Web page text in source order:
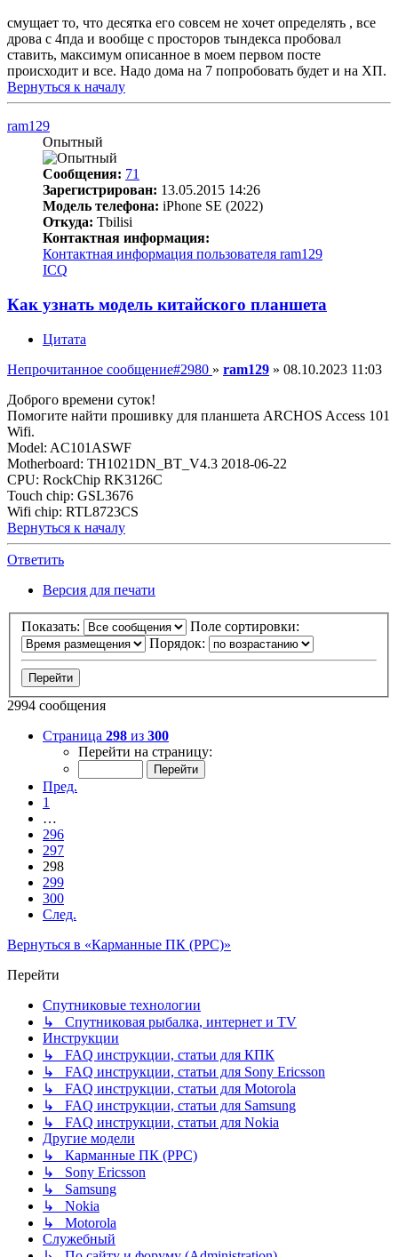
смущает то, что десятка его совсем не хочет определять , все
дрова с 4пда и вообще с просторов тындекса пробовал
ставить, максимум описанное в моем первом посте
происходит и все. Надо дома на 7 попробовать будет и на ХП.
Вернуться к началу
ram129
Опытный
Сообщения: 71
Зарегистрирован: 13.05.2015 14:26
Модель телефона: iPhone SE (2022)
Откуда: Tbilisi
Контактная информация:
Контактная информация пользователя ram129
ICQ
Как узнать модель китайского планшета
Цитата
Непрочитанное сообщение#2980 » ram129 » 08.10.2023 11:03
Доброго времени суток!
Помогите найти прошивку для планшета ARCHOS Access 101
Wifi.
Model: AC101ASWF
Motherboard: TH1021DN_BT_V4.3 2018-06-22
CPU: RockChip RK3126C
Touch chip: GSL3676
Wifi chip: RTL8723CS
Вернуться к началу
Ответить
Версия для печати
Показать:
Поле сортировки:
Порядок:
2994 сообщения
Страница 298 из 300
Перейти на страницу:
Пред.
1
…
296
297
298
299
300
След.
Вернуться в «Карманные ПК (PPC)»
Перейти
Спутниковые технологии
↳ Спутниковая рыбалка, интернет и TV
Инструкции
↳ FAQ инструкции, статьи для КПК
↳ FAQ инструкции, статьи для Sony Ericsson
↳ FAQ инструкции, статьи для Motorola
↳ FAQ инструкции, статьи для Samsung
↳ FAQ инструкции, статьи для Nokia
Другие модели
↳ Карманные ПК (PPC)
↳ Sony Ericsson
↳ Samsung
↳ Nokia
↳ Motorola
Служебный